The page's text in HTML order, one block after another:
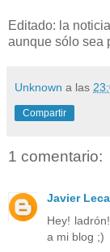
Editado: la
aunque sólo sea
Unknown a las
Compartir
1 comentario:
Javier
Hey!
a mi blog ;)